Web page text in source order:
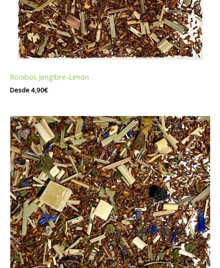
Rooibos Jengibre-Limón
Desde4,90€